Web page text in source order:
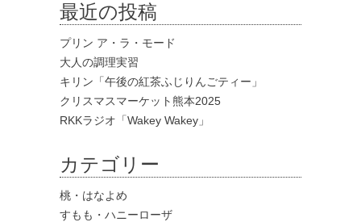
最近の投稿
プリン ア・ラ・モード
大人の調理実習
キリン「午後の紅茶ふじりんごティー」
クリスマスマーケット熊本2025
RKKラジオ「Wakey Wakey」
カテゴリー
桃・はなよめ
すもも・ハニーローザ